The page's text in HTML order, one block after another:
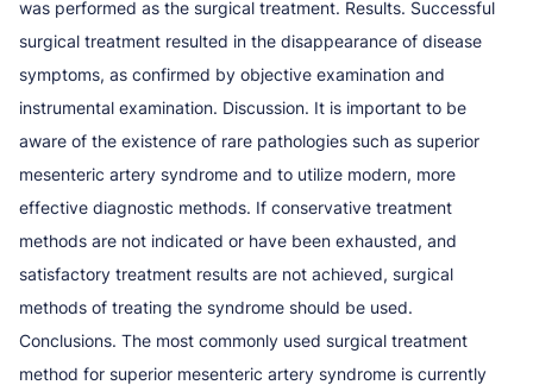
was performed as the surgical treatment. Results. Successful
surgical treatment resulted in the disappearance of disease
symptoms, as confirmed by objective examination and
instrumental examination. Discussion. It is important to be
aware of the existence of rare pathologies such as superior
mesenteric artery syndrome and to utilize modern, more
effective diagnostic methods. If conservative treatment
methods are not indicated or have been exhausted, and
satisfactory treatment results are not achieved, surgical
methods of treating the syndrome should be used.
Conclusions. The most commonly used surgical treatment
method for superior mesenteric artery syndrome is currently